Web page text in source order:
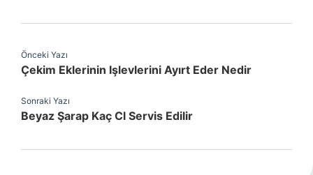
Önceki Yazı
Çekim Eklerinin Işlevlerini Ayırt Eder Nedir
Sonraki Yazı
Beyaz Şarap Kaç Cl Servis Edilir